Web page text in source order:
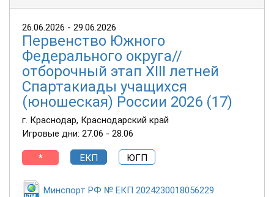
26.06.2026 - 29.06.2026
Первенство Южного
Федерального округа//
отборочный этап XIII летней
Спартакиады учащихся
(юношеская) России 2026 (17)
г. Краснодар, Краснодарский край
Игровые дни: 27.06 - 28.06
* ЕКП ЮГП
Минспорт РФ № ЕКП 2024230018056229